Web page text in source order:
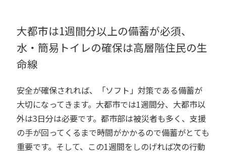
大都市は1週間分以上の備蓄が必須、
水・簡易トイレの確保は高層階住民の生
命線
安全が確保されれば、「ソフト」対策である備蓄が
大切になってきます。大都市では1週間分、大都市以
外は3日分は必要です。都市部は被災者も多く、支援
の手が回ってくるまで時間がかかるので備蓄がとても
重要です。そして、この1週間をしのげれば次の行動